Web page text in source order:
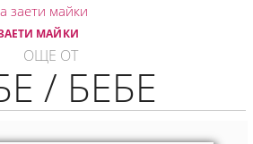
МАЙКИ
ОЩЕ ОТ
/ БЕБЕ